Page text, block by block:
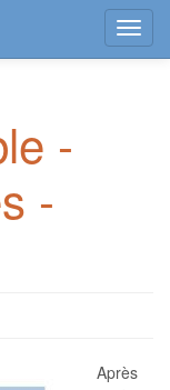
-
-
Après